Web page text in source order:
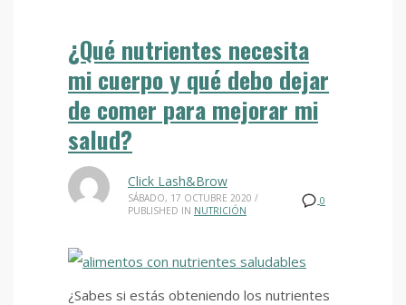
¿Qué nutrientes necesita
mi cuerpo y qué debo dejar
de comer para mejorar mi
salud?
0
Click Lash&Brow
SÁBADO, 17 OCTUBRE 2020 /
PUBLISHED IN NUTRICIÓN
¿Sabes si estás obteniendo los nutrientes